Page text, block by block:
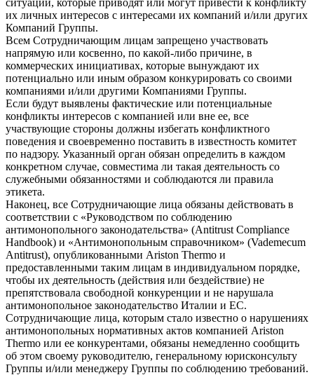
их личных интересов с интересами их компаний и/или других
Компаний Группы.
Всем Сотрудничающим лицам запрещено участвовать
напрямую или косвенно, по какой-либо причине, в
коммерческих инициативах, которые вынуждают их
потенциально или иным образом конкурировать со своими
компаниями и/или другими Компаниями Группы.
Если будут выявлены фактические или потенциальные
конфликты интересов с компанией или вне ее, все
участвующие стороны должны избегать конфликтного
поведения и своевременно поставить в известность комитет
по надзору. Указанный орган обязан определить в каждом
конкретном случае, совместима ли такая деятельность со
служебными обязанностями и соблюдаются ли правила
этикета.
Наконец, все Сотрудничающие лица обязаны действовать в
соответствии с «Руководством по соблюдению
антимонопольного законодательства» (Antitrust Compliance
Handbook) и «Антимонопольным справочником» (Vademecum
Antitrust), опубликованными Ariston Thermo и
предоставленными таким лицам в индивидуальном порядке,
чтобы их деятельность (действия или бездействие) не
препятствовала свободной конкуренции и не нарушала
антимонопольное законодательство Италии и ЕС.
Сотрудничающие лица, которым стало известно о нарушениях
антимонопольных нормативных актов компанией Ariston
Thermo или ее конкурентами, обязаны немедленно сообщить
об этом своему руководителю, генеральному юрисконсульту
Группы и/или менеджеру Группы по соблюдению требований.